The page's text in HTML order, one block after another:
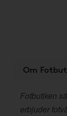
Om
Fotbutiken
erbjuder